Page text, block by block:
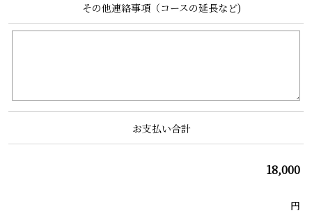
その他連絡事項（コースの延長など)
お支払い合計
18,000
円